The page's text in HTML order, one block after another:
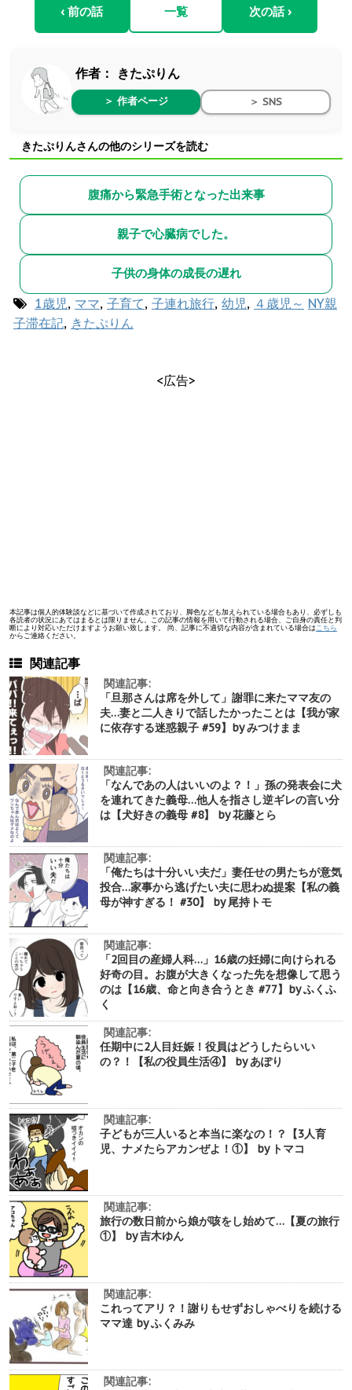
‹ 前の話 一覧 次の話 ›
作者： きたぷりん
＞ 作者ページ ＞ SNS
きたぷりんさんの他のシリーズを読む
腹痛から緊急手術となった出来事
親子で心臓病でした。
子供の身体の成長の遅れ
1歳児, ママ, 子育て, 子連れ旅行, 幼児, ４歳児～ NY親
子滞在記, きたぷりん
<広告>
本記事は個人的体験談などに基づいて作成されており、脚色なども加えられている場合もあり、必ずしも
各読者の状況にあてはまるとは限りません。この記事の情報を用いて行動される場合、ご自身の責任と判
断により対応いただけますようお願い致します。 尚、記事に不適切な内容が含まれている場合は こちら
からご連絡ください。
関連記事
関連記事:
「旦那さんは席を外して」謝罪に来たママ友の
夫…妻と二人きりで話したかったことは【我が家
に依存する迷惑親子 #59】by みつけまま
関連記事:
「なんであの人はいいのよ？！」孫の発表会に犬
を連れてきた義母…他人を指さし逆ギレの言い分
は【犬好きの義母 #8】 by 花藤とら
関連記事:
「俺たちは十分いい夫だ」妻任せの男たちが意気
投合…家事から逃げたい夫に思わぬ提案【私の義
母が神すぎる！ #30】 by 尾持トモ
関連記事:
「2回目の産婦人科…」16歳の妊婦に向けられる
好奇の目。お腹が大きくなった先を想像して思う
のは【16歳、命と向き合うとき #77】by ふくふ
く
関連記事:
任期中に2人目妊娠！役員はどうしたらいい
の？！【私の役員生活④】 by あぽり
関連記事:
子どもが三人いると本当に楽なの！？【3人育
児、ナメたらアカンぜよ！①】 by トマコ
関連記事:
旅行の数日前から娘が咳をし始めて…【夏の旅行
①】 by 吉木ゆん
関連記事:
これってアリ？！謝りもせずおしゃべりを続ける
ママ達 by ふくみみ
関連記事: